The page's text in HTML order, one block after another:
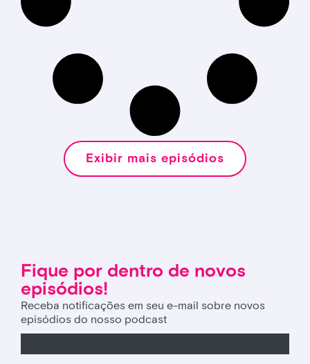
Exibir mais episódios
Fique por dentro de novos
episódios!
Receba notificações em seu e-mail sobre novos
episódios do nosso podcast